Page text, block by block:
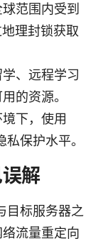
范围内受到
理封锁获取
、远程学习
的资源。
下，使用
保护水平。
解
目标服务器之
流量重定向